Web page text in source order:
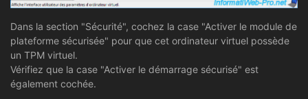
Dans la section "Sécurité", cochez la case "Activer le module de
plateforme sécurisée" pour que cet ordinateur virtuel possède
un TPM virtuel.
Vérifiez que la case "Activer le démarrage sécurisé" est
également cochée.